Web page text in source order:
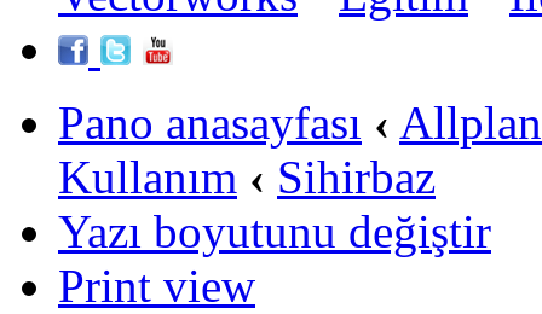
Pano anasayfası ‹
Kullanım ‹ Sihirbaz
Yazı boyutunu değiştir
Print view